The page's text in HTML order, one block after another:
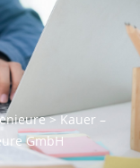
>Kauer –
GmbH